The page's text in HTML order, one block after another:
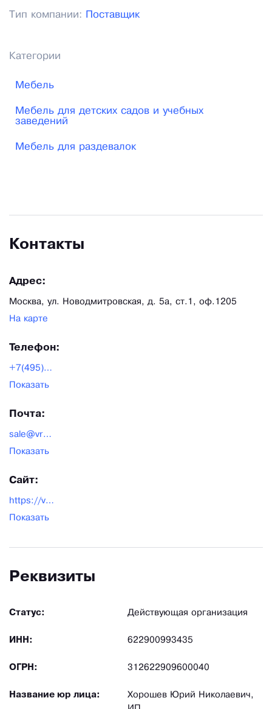
помещения и особенностей применения. Мы
нас мебели для раздевалки была предельно
Оперативно доставим в любой регион России. У
и лучшие условия для покупки. Мы понимаем, что
и небольшие организации, частные лица. Мы
найдете лучшие решения для вас и вашего
Тип компании: Поставщик
Категории
Мебель
Мебель для детских садов и учебных
заведений
Мебель для раздевалок
Контакты
Адрес:
Москва, ул. Новодмитровская, д. 5а, ст.1, оф.1205
На карте
Телефон:
+7(495)125-27-16
Показать
Почта:
sale@vrazdevalku.ru
Показать
Сайт:
https://vrazdevalku.ru/
Показать
Реквизиты
Статус: Действующая организация
ИНН: 622900993435
ОГРН: 312622909600040
Название юр лица:
Хорошев Юрий Николаевич,